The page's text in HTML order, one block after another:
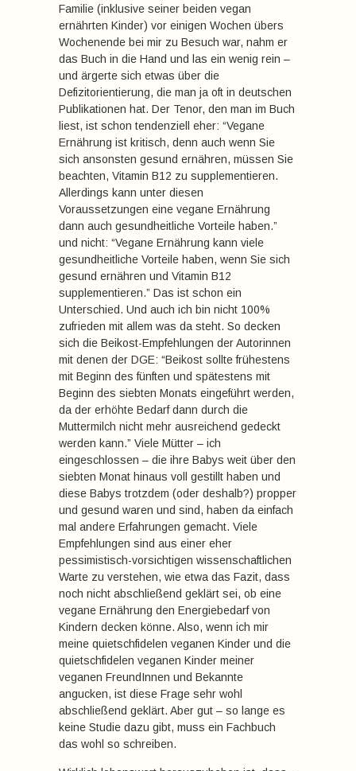
Familie (inklusive seiner beiden vegan
ernährten Kinder) vor einigen Wochen übers
Wochenende bei mir zu Besuch war, nahm er
das Buch in die Hand und las ein wenig rein –
und ärgerte sich etwas über die
Defizitorientierung, die man ja oft in deutschen
Publikationen hat. Der Tenor, den man im Buch
liest, ist schon tendenziell eher: “Vegane
Ernährung ist kritisch, denn auch wenn Sie
sich ansonsten gesund ernähren, müssen Sie
beachten, Vitamin B12 zu supplementieren.
Allerdings kann unter diesen
Voraussetzungen eine vegane Ernährung
dann auch gesundheitliche Vorteile haben.”
und nicht: “Vegane Ernährung kann viele
gesundheitliche Vorteile haben, wenn Sie sich
gesund ernähren und Vitamin B12
supplementieren.” Das ist schon ein
Unterschied. Und auch ich bin nicht 100%
zufrieden mit allem was da steht. So decken
sich die Beikost-Empfehlungen der Autorinnen
mit denen der DGE: “Beikost sollte frühestens
mit Beginn des fünften und spätestens mit
Beginn des siebten Monats eingeführt werden,
da der erhöhte Bedarf dann durch die
Muttermilch nicht mehr ausreichend gedeckt
werden kann.” Viele Mütter – ich
eingeschlossen – die ihre Babys weit über den
siebten Monat hinaus voll gestillt haben und
diese Babys trotzdem (oder deshalb?) propper
und gesund waren und sind, haben da einfach
mal andere Erfahrungen gemacht. Viele
Empfehlungen sind aus einer eher
pessimistisch-vorsichtigen wissenschaftlichen
Warte zu verstehen, wie etwa das Fazit, dass
noch nicht abschließend geklärt sei, ob eine
vegane Ernährung den Energiebedarf von
Kindern decken könne. Also, wenn ich mir
meine quietschfidelen veganen Kinder und die
quietschfidelen veganen Kinder meiner
veganen FreundInnen und Bekannte
angucken, ist diese Frage sehr wohl
abschließend geklärt. Aber gut – so lange es
keine Studie dazu gibt, muss ein Fachbuch
das wohl so schreiben.